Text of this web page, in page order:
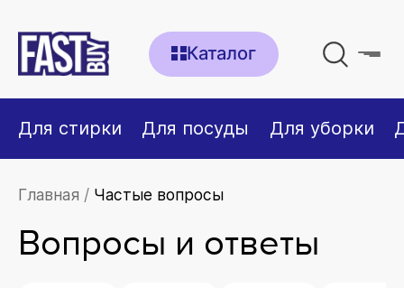
Каталог
Для стирки Для посуды Для уборки
Главная Частые вопросы
Вопросы и ответы